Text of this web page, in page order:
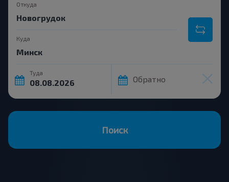
Откуда
Куда
Туда
Обратно
Поиск